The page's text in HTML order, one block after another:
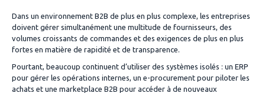
Dans un environnement B2B de plus en plus complexe, les entreprises
doivent gérer simultanément une multitude de fournisseurs, des
volumes croissants de commandes et des exigences de plus en plus
fortes en matière de rapidité et de transparence.
Pourtant, beaucoup continuent d’utiliser des systèmes isolés : un ERP
pour gérer les opérations internes, un e-procurement pour piloter les
achats et une marketplace B2B pour accéder à de nouveaux